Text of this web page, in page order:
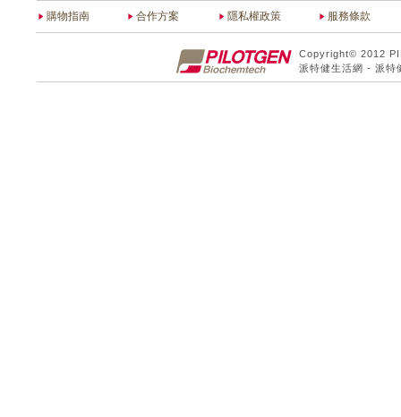
購物指南 合作方案 隱私權政策 服務條款
Copyright© 2012
派特健生活網 - 派